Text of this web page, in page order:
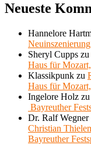
Neueste
Hannelore
Sheryl Cupps zu
Haus für
Klassikpunk zu
Haus für
Ingelore Holz zu
Bayreuther
Dr. Ralf Wegner
Christian
Bayreuther